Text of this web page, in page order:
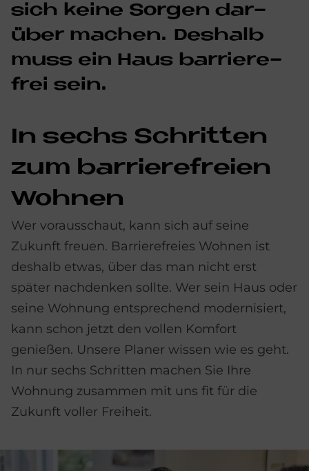
sich kei­ne Sor­gen dar­
über ma­chen. Des­halb
muss ein Haus bar­rie­re­
frei sein.
In sechs Schrit­ten
zum bar­rie­re­frei­en
Woh­nen
Wer vorausschaut, kann sich auf seine
Zukunft freuen. Barrierefreies Wohnen ist
deshalb etwas, über das man nicht erst
später nachdenken sollte. Wer sein Haus oder
seine Wohnung entsprechend modernisiert,
kann schon jetzt den vollen Komfort
genießen. Unsere Planer wissen wie es geht.
In nur sechs Schritten machen Sie Ihre
Wohnung zusammen mit uns fit für die
Zukunft voller Freiheit.